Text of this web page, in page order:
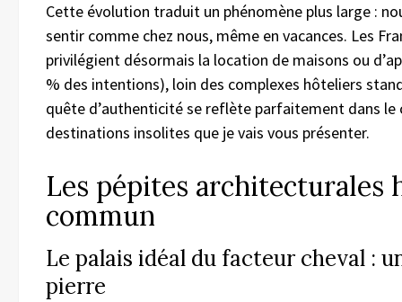
Cette évolution traduit un phénomène plus large :
sentir comme chez nous, même en vacances. Les
privilégient désormais la location de maisons ou
% des intentions), loin des complexes hôteliers
quête d’authenticité se reflète parfaitement dans le
destinations insolites que je vais vous présenter.
Les pépites architecturales
commun
Le palais idéal du facteur cheval :
pierre